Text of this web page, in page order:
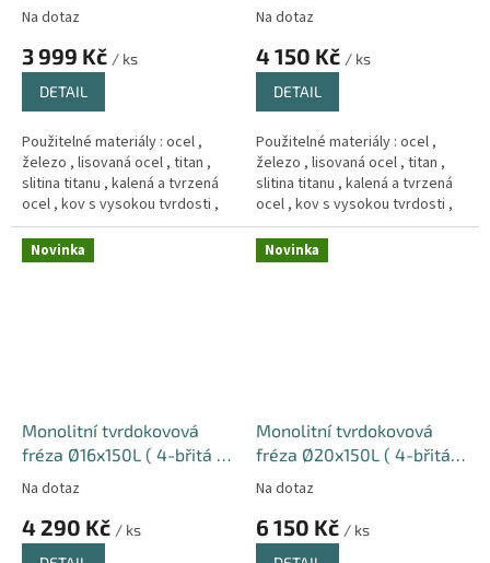
Na dotaz
3 999 Kč / ks
DETAIL
Použitelné materiály : ocel ,
železo , lisovaná ocel , titan ,
slitina titanu , kalená a tvrzená
ocel , kov s vysokou tvrdosti ,
Měd´ , litina .
66HRC Hrub
Na dotaz
4 150 Kč / ks
DETAIL
Použitelné materiály : ocel ,
železo , lisovaná ocel , titan ,
slitina titanu , kalená a tvrzená
ocel , kov s vysokou tvrdosti ,
Měd´ , litina .
Novinka
Monolitní tvrdokovová
fréza Ø16x150L ( 4-břitá )
66HRC Hrub
Na dotaz
4 290 Kč / ks
Novinka
Monolitní tvrdokovová
fréza Ø20x150L ( 4-břitá )
66HRC Hrub
Na dotaz
6 150 Kč / ks